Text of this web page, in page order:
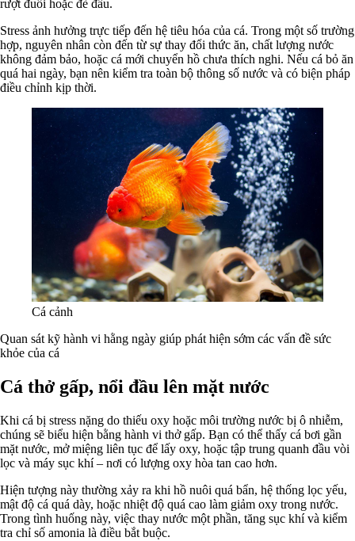
rượt đuổi hoặc đè đầu.
Stress ảnh hưởng trực tiếp đến hệ tiêu hóa của cá. Trong một số trường
hợp, nguyên nhân còn đến từ sự thay đổi thức ăn, chất lượng nước
không đảm bảo, hoặc cá mới chuyển hồ chưa thích nghi. Nếu cá bỏ ăn
quá hai ngày, bạn nên kiểm tra toàn bộ thông số nước và có biện pháp
điều chỉnh kịp thời.
Cá cảnh
Quan sát kỹ hành vi hằng ngày giúp phát hiện sớm các vấn đề sức
khỏe của cá
Cá thở gấp, nổi đầu lên mặt nước
Khi cá bị stress nặng do thiếu oxy hoặc môi trường nước bị ô nhiễm,
chúng sẽ biểu hiện bằng hành vi thở gấp. Bạn có thể thấy cá bơi gần
mặt nước, mở miệng liên tục để lấy oxy, hoặc tập trung quanh đầu vòi
lọc và máy sục khí – nơi có lượng oxy hòa tan cao hơn.
Hiện tượng này thường xảy ra khi hồ nuôi quá bẩn, hệ thống lọc yếu,
mật độ cá quá dày, hoặc nhiệt độ quá cao làm giảm oxy trong nước.
Trong tình huống này, việc thay nước một phần, tăng sục khí và kiểm
tra chỉ số amonia là điều bắt buộc.